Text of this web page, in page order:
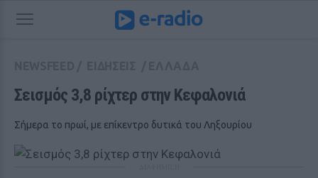
Σεισμός 3,8 ρίχτερ στην Κεφαλονιά
Σήμερα το πρωί, με επίκεντρο δυτικά του Ληξουρίου